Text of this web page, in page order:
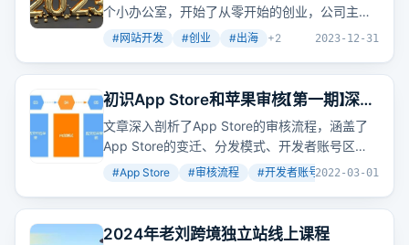
个小办公室，开始了从零开始的创业，公司主要
业务是出海做网站。
#网站开发 #创业 #出海 +2 2023-12-31
初识App Store和苹果审核【第一期】深度
解析
文章深入剖析了App Store的审核流程，涵盖了
App Store的变迁、分发模式、开发者账号区
别、上架流程、审核流程和依据，以及苹果的惩
#App Store #审核流程 #开发者账号 +2
2022-03-01
2024年老刘跨境独立站线上课程